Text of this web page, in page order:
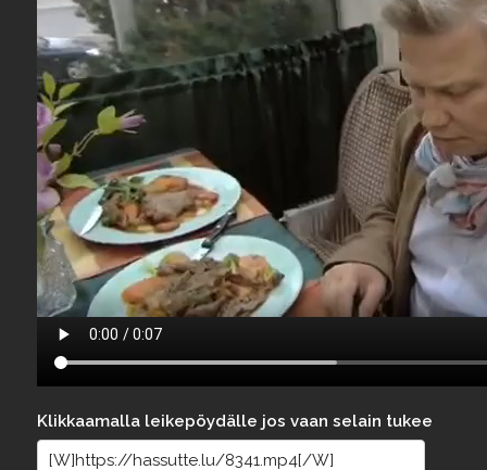
Klikkaamalla leikepöydälle jos vaan selain tukee